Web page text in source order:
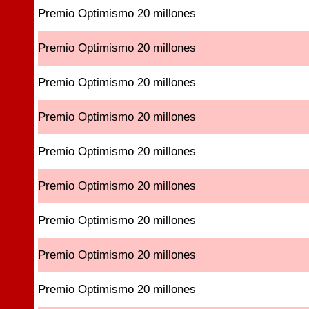
Premio Optimismo 20 millones
Premio Optimismo 20 millones
Premio Optimismo 20 millones
Premio Optimismo 20 millones
Premio Optimismo 20 millones
Premio Optimismo 20 millones
Premio Optimismo 20 millones
Premio Optimismo 20 millones
Premio Optimismo 20 millones